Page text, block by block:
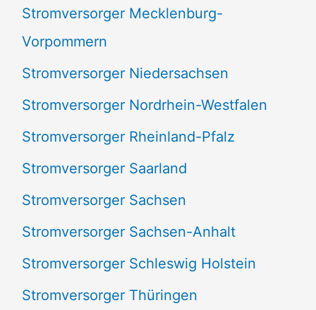
Stromversorger Mecklenburg-
Vorpommern
Stromversorger Niedersachsen
Stromversorger Nordrhein-Westfalen
Stromversorger Rheinland-Pfalz
Stromversorger Saarland
Stromversorger Sachsen
Stromversorger Sachsen-Anhalt
Stromversorger Schleswig Holstein
Stromversorger Thüringen